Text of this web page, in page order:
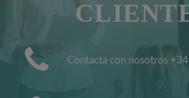
Contacta con nosotros